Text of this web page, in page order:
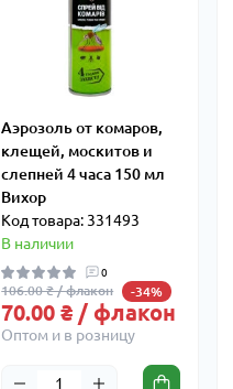
Аэрозоль от комаров,
клещей, москитов и
слепней 4 часа 150 мл
Вихор
Код товара: 331493
В наличии
0
106.00 ₴ / флакон -34%
70.00 ₴ / флакон
Оптом и в розницу